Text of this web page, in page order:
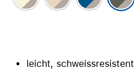
leicht, schweissresistent